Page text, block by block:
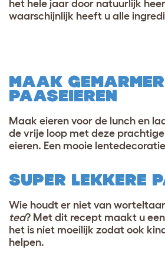
het hele jaar door natuurlijk
waarschijnlijk heeft u alle
MAAK
PAASEIEREN
Maak eieren voor de lunch en
de vrije loop met deze
eieren. Een mooie
SUPER LEKKERE
Wie houdt er niet van
tea? Met dit recept maakt u
het is niet moeilijk zodat ook
helpen.